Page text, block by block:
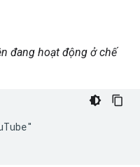
đang hoạt động ở chế